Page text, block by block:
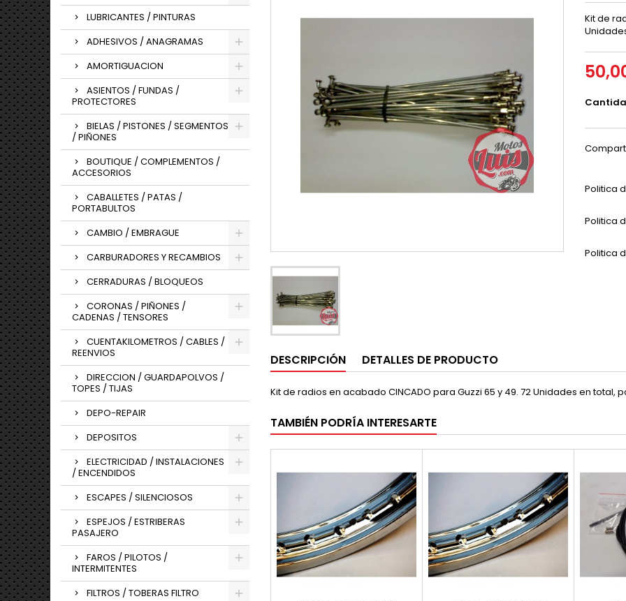
LUBRICANTES / PINTURAS
ADHESIVOS / ANAGRAMAS
AMORTIGUACION
ASIENTOS / FUNDAS /
PROTECTORES
BIELAS / PISTONES / SEGMENTOS
/ PIÑONES
BOUTIQUE / COMPLEMENTOS /
ACCESORIOS
CABALLETES / PATAS /
PORTABULTOS
CAMBIO / EMBRAGUE
CARBURADORES Y RECAMBIOS
CERRADURAS / BLOQUEOS
CORONAS / PIÑONES /
CADENAS / TENSORES
CUENTAKILOMETROS / CABLES /
REENVIOS
DIRECCION / GUARDAPOLVOS /
TOPES / TIJAS
DEPO-REPAIR
DEPOSITOS
ELECTRICIDAD / INSTALACIONES
/ ENCENDIDOS
ESCAPES / SILENCIOSOS
ESPEJOS / ESTRIBERAS
PASAJERO
FAROS / PILOTOS /
INTERMITENTES
FILTROS / TOBERAS FILTRO
Kit de
Politica
Politica
Politica
DESCRIPCIÓN DETALLES DE PRODUCTO
Kit de radios en acabado CINCADO para Guzzi 65 y 49. 72 Unidades en total,
TAMBIÉN PODRÍA INTERESARTE